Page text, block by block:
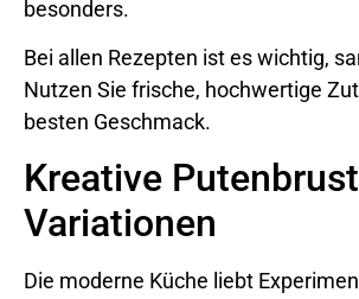
besonders.
Bei allen Rezepten ist es wichtig,
Nutzen Sie frische, hochwertige
besten Geschmack.
Kreative Putenbrust
Variationen
Die moderne Küche liebt